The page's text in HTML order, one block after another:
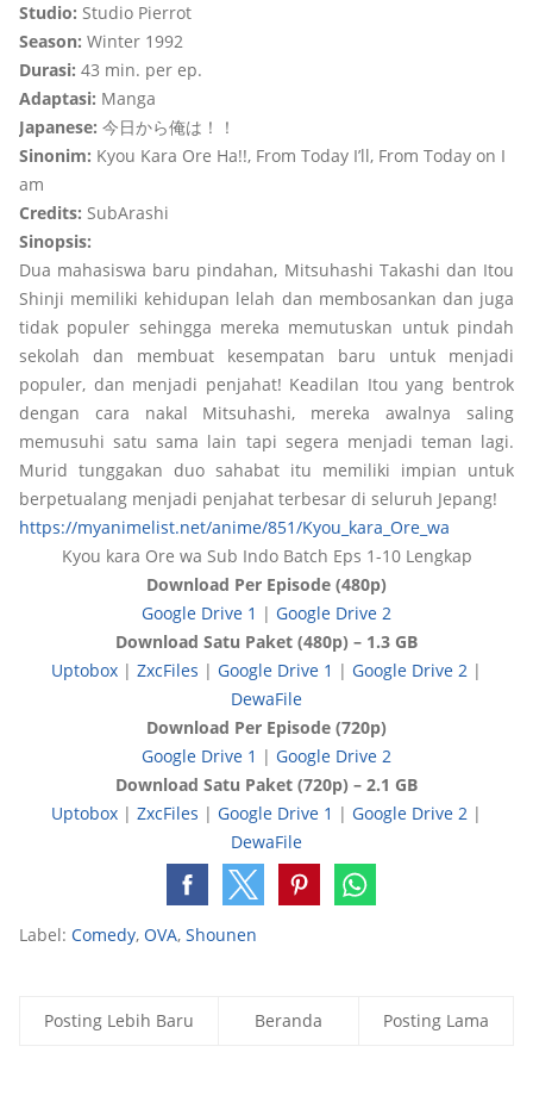
Studio: Studio Pierrot
Season: Winter 1992
Durasi: 43 min. per ep.
Adaptasi: Manga
Japanese: 今日から俺は！！
Sinonim: Kyou Kara Ore Ha!!, From Today I’ll, From Today on I
am
Credits: SubArashi
Sinopsis:
Dua mahasiswa baru pindahan, Mitsuhashi Takashi dan Itou
Shinji memiliki kehidupan lelah dan membosankan dan juga
tidak populer sehingga mereka memutuskan untuk pindah
sekolah dan membuat kesempatan baru untuk menjadi
populer, dan menjadi penjahat! Keadilan Itou yang bentrok
dengan cara nakal Mitsuhashi, mereka awalnya saling
memusuhi satu sama lain tapi segera menjadi teman lagi.
Murid tunggakan duo sahabat itu memiliki impian untuk
berpetualang menjadi penjahat terbesar di seluruh Jepang!
https://myanimelist.net/anime/851/Kyou_kara_Ore_wa
Kyou kara Ore wa Sub Indo Batch Eps 1-10 Lengkap
Download Per Episode (480p)
Google Drive 1 | Google Drive 2
Download Satu Paket (480p) – 1.3 GB
Uptobox | ZxcFiles | Google Drive 1 | Google Drive 2 |
DewaFile
Download Per Episode (720p)
Google Drive 1 | Google Drive 2
Download Satu Paket (720p) – 2.1 GB
Uptobox | ZxcFiles | Google Drive 1 | Google Drive 2 |
DewaFile
Label: Comedy, OVA, Shounen
Posting Lebih Baru Posting Lama
Beranda